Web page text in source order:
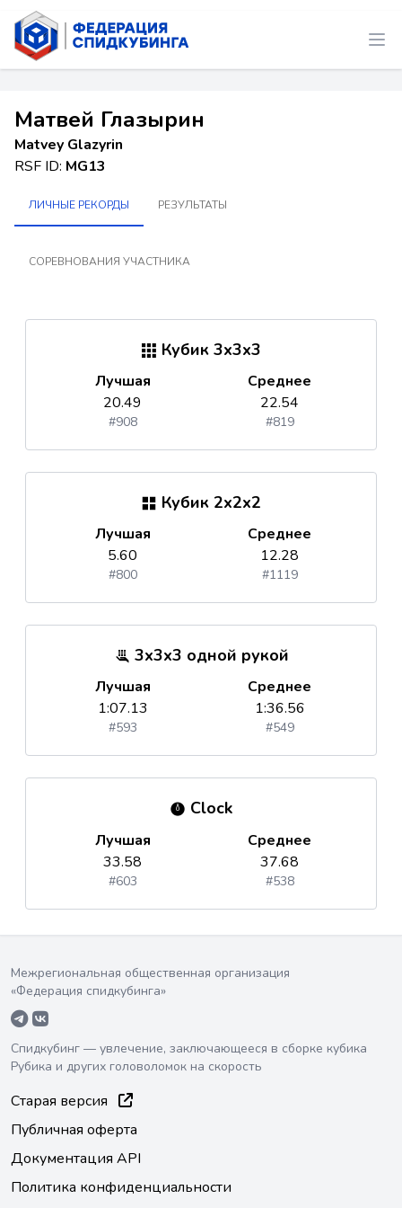
Матвей Глазырин
Matvey Glazyrin
RSF ID: MG13
ЛИЧНЫЕ РЕКОРДЫ РЕЗУЛЬТАТЫ
СОРЕВНОВАНИЯ УЧАСТНИКА
Кубик 3x3x3
Лучшая
20.49
#908
Среднее
22.54
#819
Кубик 2x2x2
Лучшая
5.60
#800
Среднее
12.28
#1119
3x3x3 одной рукой
Лучшая
1:07.13
#593
Среднее
1:36.56
#549
Clock
Лучшая
33.58
#603
Среднее
37.68
#538
Межрегиональная общественная организация
«Федерация спидкубинга»
Спидкубинг — увлечение, заключающееся в сборке кубика
Рубика и других головоломок на скорость
Старая версия
Публичная оферта
Документация API
Политика конфиденциальности